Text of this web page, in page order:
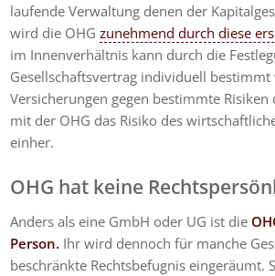
laufende Verwaltung denen der
wird die OHGzunehmend durch diese
im Innenverhältnis kann durch die
Gesellschaftsvertrag individuell bestimmt
Versicherungen gegen bestimmte
mit der OHG das Risiko des
einher.
OHG hat keine
Anders als eine GmbH oder UG ist die
Person. Ihr wird dennoch für manche
beschränkte Rechtsbefugnis eingeräumt.